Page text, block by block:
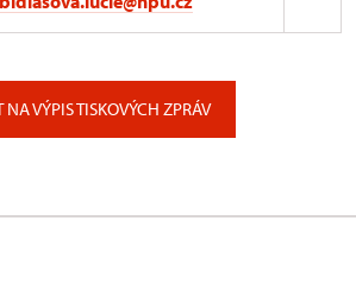
NA VÝPIS TISKOVÝCH ZPRÁV